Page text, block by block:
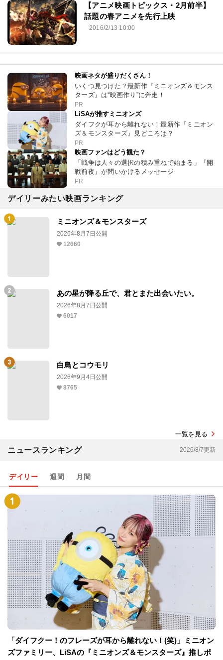
【アニメ映画トピックス・2月前半】
話題の春アニメを先行上映
2016/2/13 10:00
映画ネタが盛りだくさん！
いくつ見つけた？最新作『ミニオンズ＆モンス
ターズ』は“映画作り”に奔走！
PR
LiSAが推すミニオンズ
ダイフクが耳から離れない！最新作『ミニオン
ズ＆モンスターズ』見どころは？
PR
映画ファンはどう観た？
「戦争は人々の選択の積み重ねで始まる」『開
戦前夜』が問いかけるメッセージ
PR
デイリーみたい映画ランキング
ミニオンズ＆モンスターズ
2026年8月7日公開
12660
あの星が降る丘で、君とまた出会いたい。
2026年8月7日公開
6017
白鳥とコウモリ
2026年9月4日公開
8765
一覧を見る
ニュースランキング 2026/8/7更新
デイリー 週間 月間
「ダイフクー！のフレーズが耳から離れない！(笑)」ミニオン
ズファミリー、LiSAの『ミニオンズ＆モンスターズ』推しポ